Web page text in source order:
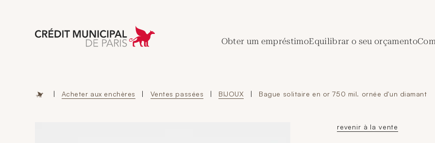
Aller à l'accueil de Crédit Municipal de Paris
Obter um empréstimoEquilibrar o seu orçamento
| Acheter aux enchères | Ventes passées | BIJOUX | Bague solitaire en or 750 mil. ornée d'un diamant
revenir à la vente